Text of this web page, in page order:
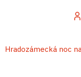
Hradozámecká noc